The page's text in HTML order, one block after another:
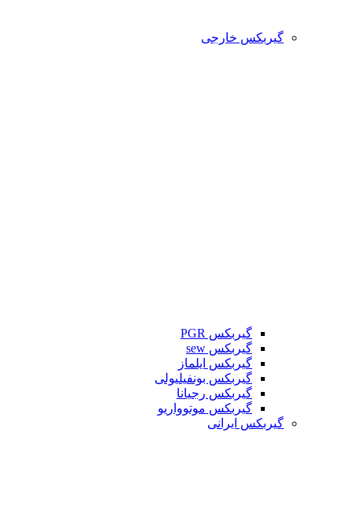
گیربکس خارجی
گیربکس PGR
گیربکس sew
گیربکس ایلماز
گیربکس بونفیلیولی
گیربکس رجیانا
گیربکس موتوواریو
گیربکس ایرانی